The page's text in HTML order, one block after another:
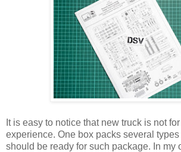
It is easy to notice that new truck is not
experience. One box packs several types
should be ready for such package. In my